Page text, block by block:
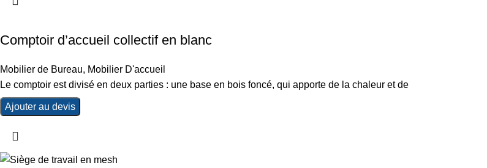
Comptoir d’accueil collectif en blanc
Mobilier de Bureau, Mobilier D'accueil
Le comptoir est divisé en deux parties : une base en bois foncé, qui apporte de la chaleur et de
Ajouter au devis